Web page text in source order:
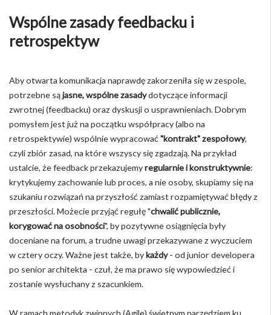
Wspólne zasady feedbacku i
retrospektyw
Aby otwarta komunikacja naprawdę zakorzeniła się w zespole,
potrzebne sąjasne, wspólne zasadydotyczące informacji
zwrotnej (feedbacku) oraz dyskusji o usprawnieniach. Dobrym
pomysłem jest już na początku współpracy (albo na
retrospektywie) wspólnie wypracować "kontrakt" zespołowy,
czyli zbiór zasad, na które wszyscy się zgadzają. Na przykład
ustalcie, że feedback przekazujemyregularnie i konstruktywnie:
krytykujemy zachowanie lub proces, a nie osoby, skupiamy się na
szukaniu rozwiązań na przyszłość zamiast rozpamiętywać błędy z
przeszłości. Możecie przyjąć regułę "chwalić publicznie,
korygować na osobności", by pozytywne osiągnięcia były
doceniane na forum, a trudne uwagi przekazywane z wyczuciem
w cztery oczy. Ważne jest także, bykażdy- od junior developera
po senior architekta - czuł, że ma prawo się wypowiedzieć i
zostanie wysłuchany z szacunkiem.